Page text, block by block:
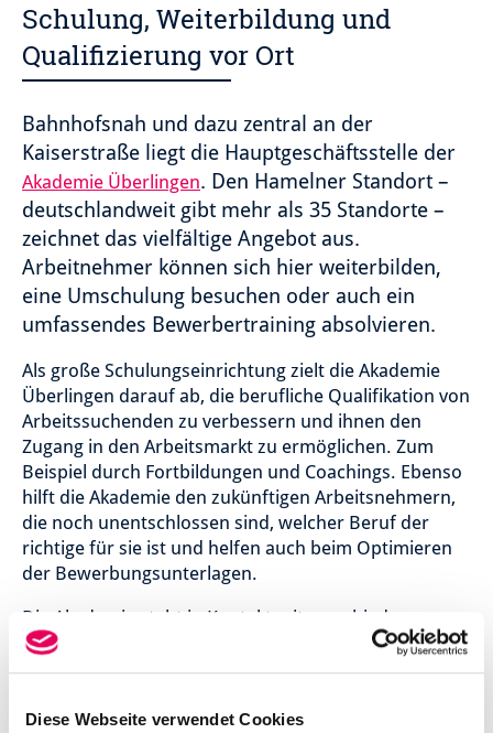
Diese Webseite verwendet Cookies
Schulung, Weiterbildung und
Qualifizierung vor Ort
Bahnhofsnah und dazu zentral an der
Kaiserstraße liegt die Hauptgeschäftsstelle der
Akademie Überlingen. Den Hamelner Standort –
deutschlandweit gibt mehr als 35 Standorte –
zeichnet das vielfältige Angebot aus.
Arbeitnehmer können sich hier weiterbilden,
eine Umschulung besuchen oder auch ein
umfassendes Bewerbertraining absolvieren.
Als große Schulungseinrichtung zielt die Akademie
Überlingen darauf ab, die berufliche Qualifikation von
Arbeitssuchenden zu verbessern und ihnen den
Zugang in den Arbeitsmarkt zu ermöglichen. Zum
Beispiel durch Fortbildungen und Coachings. Ebenso
hilft die Akademie den zukünftigen Arbeitsnehmern,
die noch unentschlossen sind, welcher Beruf der
richtige für sie ist und helfen auch beim Optimieren
der Bewerbungsunterlagen.
Die Akademie steht in Kontakt mit verschiedenen
Industriebetrieben, der IHK-Hannover und
Unternehmen aus den verschiedensten Branchen.
Fachdozenten durchgeführt.